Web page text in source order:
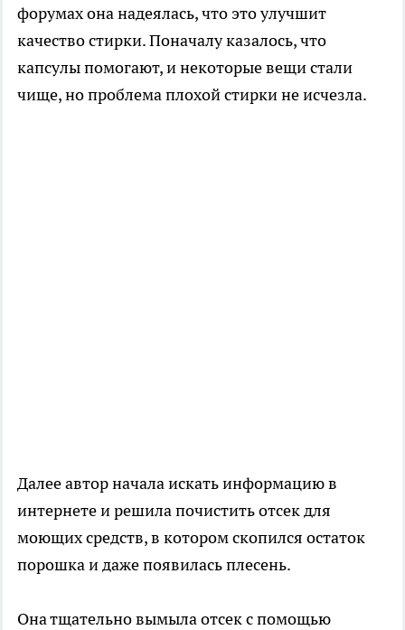
форумах она надеялась, что это улучшит
качество стирки. Поначалу казалось, что
капсулы помогают, и некоторые вещи стали
чище, но проблема плохой стирки не исчезла.
Далее автор начала искать информацию в
интернете и решила почистить отсек для
моющих средств, в котором скопился остаток
порошка и даже появилась плесень.
Она тщательно вымыла отсек с помощью